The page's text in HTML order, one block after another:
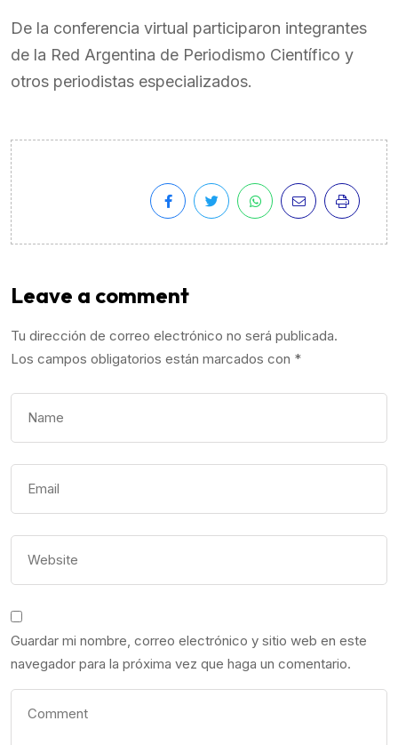
De la conferencia virtual participaron integrantes
de la Red Argentina de Periodismo Científico y
otros periodistas especializados.
Leave a comment
Tu dirección de correo electrónico no será publicada.
Los campos obligatorios están marcados con *
Guardar mi nombre, correo electrónico y sitio web en este
navegador para la próxima vez que haga un comentario.